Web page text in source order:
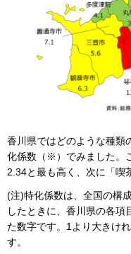
香川県ではどのような種類
化係数（※）でみました。
2.34と最も高く、次に「喫
(注)特化係数は、全国の構
したときに、香川県の各項
た数字です。1より大きけ
す。